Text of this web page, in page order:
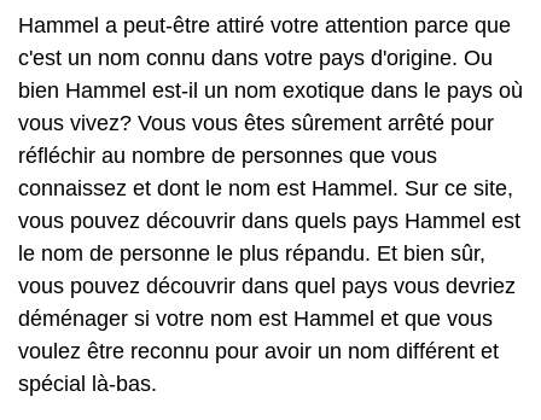
Hammel a peut-être attiré votre attention parce que
c'est un nom connu dans votre pays d'origine. Ou
bien Hammel est-il un nom exotique dans le pays où
vous vivez? Vous vous êtes sûrement arrêté pour
réfléchir au nombre de personnes que vous
connaissez et dont le nom est Hammel. Sur ce site,
vous pouvez découvrir dans quels pays Hammel est
le nom de personne le plus répandu. Et bien sûr,
vous pouvez découvrir dans quel pays vous devriez
déménager si votre nom est Hammel et que vous
voulez être reconnu pour avoir un nom différent et
spécial là-bas.